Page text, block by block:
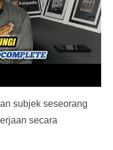
subjek seseorang
secara